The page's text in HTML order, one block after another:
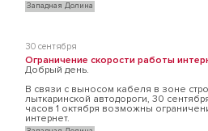
Западная Долина
30 сентября
Ограничение скорости работы
Добрый день.
В связи с выносом кабеля в зоне
лыткаринской автодороги, 30
часов 1 октября возможны
интернет.